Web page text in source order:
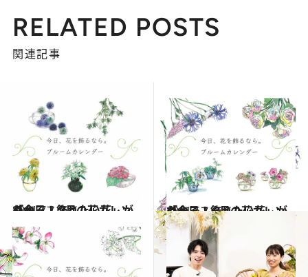
RELATED POSTS
関連記事
2021.7.1
「今日、飾りたい花」がわかる！ 7月の花カレンダー
ライフスタイル 2021.6.1
「今日、飾りたい花」がわかる！ 6月の花カレンダー
ライフスタイル